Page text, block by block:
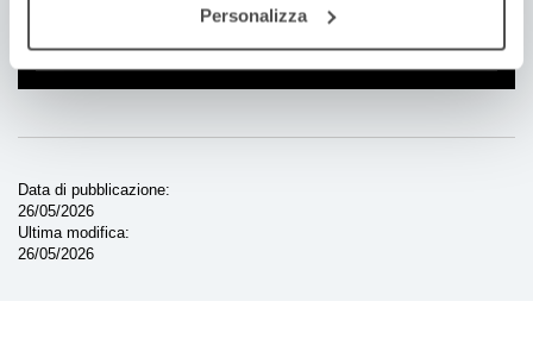
Personalizza
Anno bando di riferimento
Data di pubblicazione
26/05/2026
Ultima modifica
26/05/2026